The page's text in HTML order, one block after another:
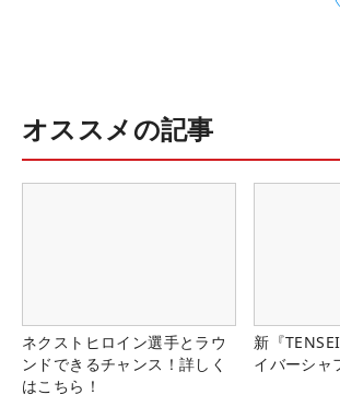
オススメの記事
ネクストヒロイン選手とラウ
ンドできるチャンス！詳しく
はこちら！
新『
イバーシャ